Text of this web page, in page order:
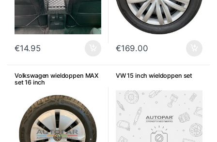
€14.95 €169.00
Volkswagen wieldoppen MAX
set 16 inch
VW 15 inch wieldoppen set